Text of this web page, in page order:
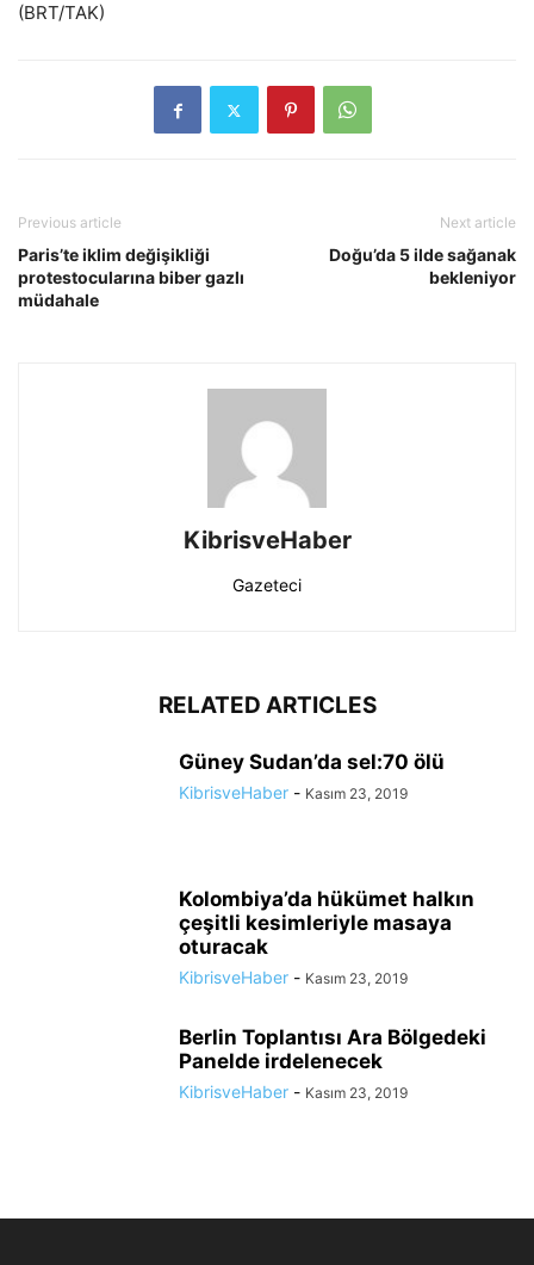
(BRT/TAK)
Previous article
Paris’te iklim değişikliği
protestocularına biber gazlı
müdahale
Next article
Doğu’da 5 ilde sağanak
bekleniyor
KibrisveHaber
Gazeteci
RELATED ARTICLES
Güney Sudan’da sel:70 ölü
KibrisveHaber - Kasım 23, 2019
Kolombiya’da hükümet halkın
çeşitli kesimleriyle masaya
oturacak
KibrisveHaber - Kasım 23, 2019
Berlin Toplantısı Ara Bölgedeki
Panelde irdelenecek
KibrisveHaber - Kasım 23, 2019